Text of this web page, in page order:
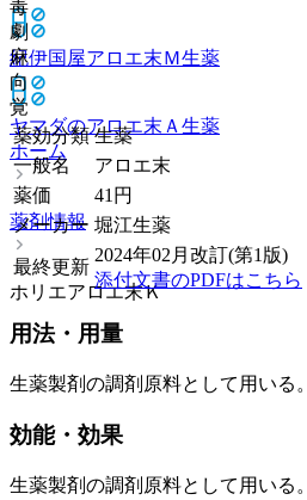
紀伊国屋アロエ末Ｍ生薬
ヤマダのアロエ末Ａ 生薬
ホーム
薬剤情報
ホリエアロエ末Ｋ
毒
劇
麻
向
覚
薬効分類 生薬
一般名
アロエ末
薬価
41 円
メーカー 堀江生薬
最終更新
2024年02月改訂(第1版)
添付文書のPDFはこちら
用法・用量
生薬製剤の調剤原料として用いる。
効能・効果
生薬製剤の調剤原料として用いる。